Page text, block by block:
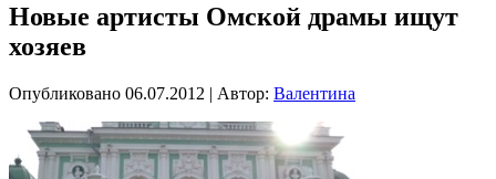
Новые артисты Омской драмы ищут
хозяев
Опубликовано 06.07.2012 | Автор: Валентина